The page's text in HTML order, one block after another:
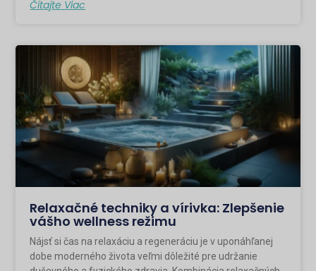
Čítajte Viac
Relaxačné techniky a vírivka: Zlepšenie
vášho wellness režimu
Nájsť si čas na relaxáciu a regeneráciu je v uponáhľanej
dobe moderného života veľmi dôležité pre udržanie